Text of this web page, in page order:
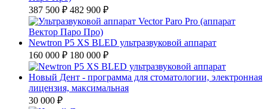
387 500 ₽ 482 900 ₽
Newtron P5 XS BLED ультразвуковой аппарат
160 000 ₽ 180 000 ₽
Новый Дент - программа для стоматологии, электронная
лицензия, максимальная
30 000 ₽